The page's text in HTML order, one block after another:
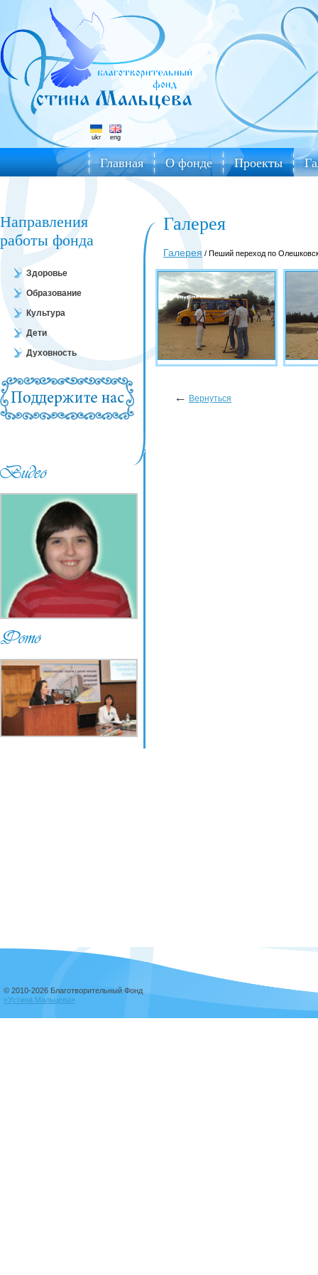
ukr eng
Главная О фонде Проекты
Направления
работы фонда
Здоровье
Образование
Культура
Дети
Духовность
Галерея
Галерея / Пеший переход по
← Вернуться
© 2010-2026 Благотворительный Фонд
«Устина Мальцева»